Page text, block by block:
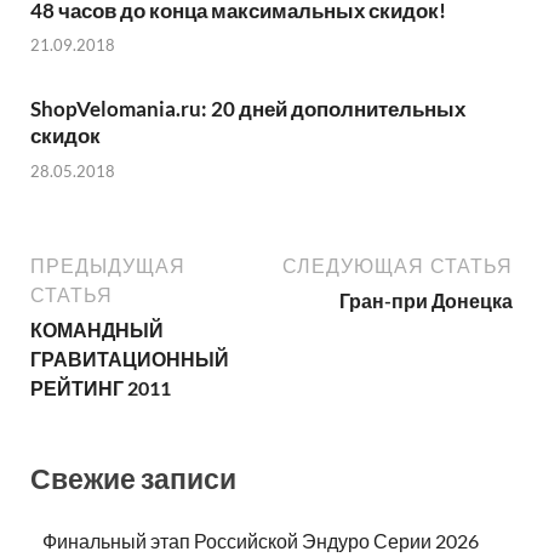
48 часов до конца максимальных скидок!
21.09.2018
ShopVelomania.ru: 20 дней дополнительных
скидок
28.05.2018
ПРЕДЫДУЩАЯ
СТАТЬЯ
КОМАНДНЫЙ
ГРАВИТАЦИОННЫЙ
РЕЙТИНГ 2011
СЛЕДУЮЩАЯ СТАТЬЯ
Гран-при Донецка
Свежие записи
Финальный этап Российской Эндуро Серии 2026